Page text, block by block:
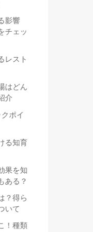
影響
チェッ
レスト
はどん
介
ポイ
る知育
果を知
ある？
？得ら
いて
！種類